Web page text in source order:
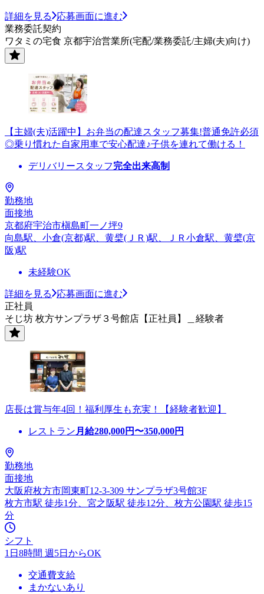
詳細を見る
応募画面に進む
業務委託契約
ワタミの宅食 京都宇治営業所(宅配/業務委託/主婦(夫)向け)
【主婦(夫)活躍中】お弁当の配達スタッフ募集!普通免許必須
◎乗り慣れた自家用車で安心配達♪子供を連れて働ける！
デリバリースタッフ完全出来高制
勤務地
面接地
京都府宇治市槇島町一ノ坪9
向島駅、小倉(京都)駅、黄檗(ＪＲ)駅、ＪＲ小倉駅、黄檗(京
阪)駅
未経験OK
詳細を見る
応募画面に進む
正社員
そじ坊 枚方サンプラザ３号館店【正社員】＿経験者
店長は賞与年4回！福利厚生も充実！【経験者歓迎】
レストラン 月給280,000円〜350,000円
勤務地
面接地
大阪府枚方市岡東町12-3-309 サンプラザ3号館3F
枚方市駅 徒歩1分、宮之阪駅 徒歩12分、枚方公園駅 徒歩15
分
シフト
1日8時間 週5日からOK
交通費支給
まかないあり